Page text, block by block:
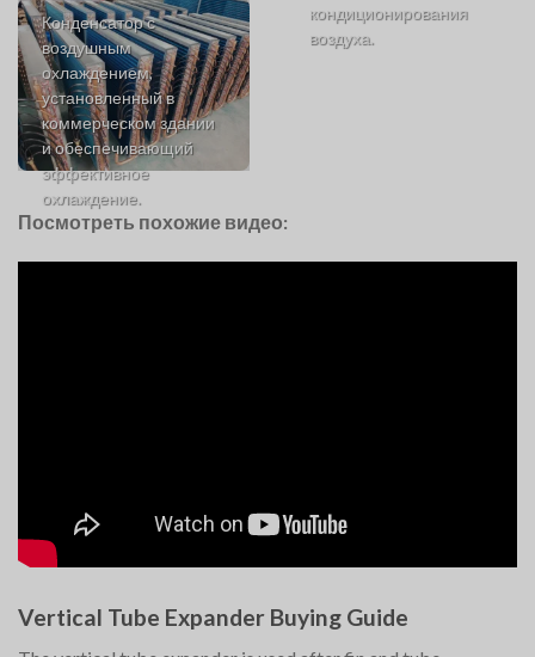
кондиционирования
воздуха.
Конденсатор с
воздушным
охлаждением,
установленный в
коммерческом здании
и обеспечивающий
эффективное
охлаждение.
Посмотреть похожие видео:
Vertical Tube Expander Buying Guide